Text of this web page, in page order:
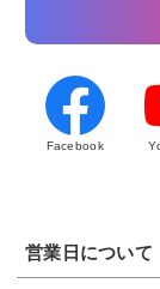
Facebook
営業日について